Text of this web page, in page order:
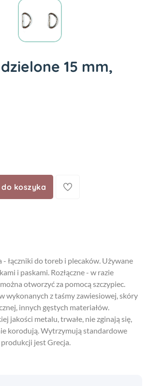
dzielone 15 mm,
koszyka
- łączniki do toreb i plecaków. Używane
i paskami. Rozłączne - w razie
otworzyć za pomocą szczypiec.
wykonanych z taśmy zawiesiowej, skóry
innych gęstych materiałów.
jakości metalu, trwałe, nie zginają się,
korodują. Wytrzymują standardowe
jest Grecja.